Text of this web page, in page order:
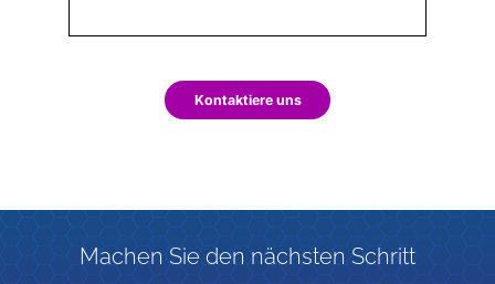
Kontaktiere uns
Machen Sie den nächsten Schritt